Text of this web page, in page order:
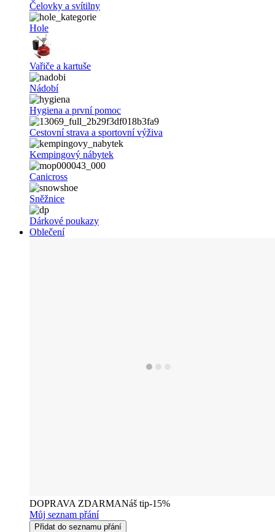
Čelovky a svítilny
Hole
Vařiče a kartuše
Nádobí
Hygiena a první pomoc
Cestovní strava a sportovní výživa
Kempingový nábytek
Canicross
Sněžnice
Dárkové poukazy
Oblečení
DOPRAVA ZDARMANáš tip-15%
Můj seznam přání
Přidat do seznamu přání